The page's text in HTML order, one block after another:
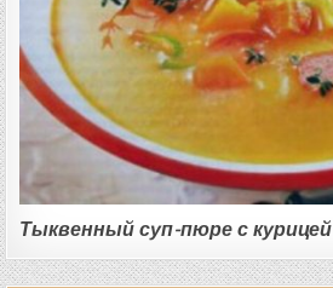
Тыквенный суп-пюре с курицей